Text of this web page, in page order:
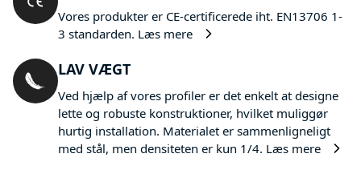
Vores produkter er CE-certificerede iht. EN13706 1-
3 standarden. Læs mere
LAV VÆGT
Ved hjælp af vores profiler er det enkelt at designe
lette og robuste konstruktioner, hvilket muliggør
hurtig installation. Materialet er sammenligneligt
med stål, men densiteten er kun 1/4. Læs mere